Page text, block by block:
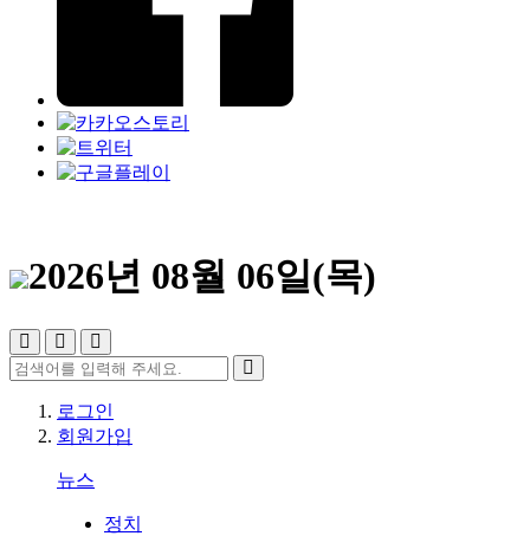
2026년 08월 06일(목)
로그인
회원가입
뉴스
정치